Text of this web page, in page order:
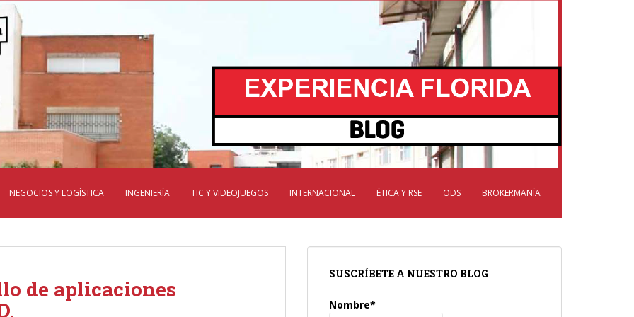
NEGOCIOS Y LOGÍSTICA INGENIERÍA TIC Y VIDEOJUEGOS INTERNACIONAL ÉTICA Y RSE ODS BROKERMANÍA
de aplicaciones
SUSCRÍBETE A NUESTRO BLOG
Nombre*